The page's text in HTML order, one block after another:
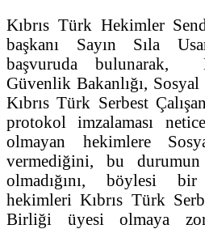
Kıbrıs Türk Hekimler
başkanı Sayın Sıla
başvuruda bulunarak,
Güvenlik Bakanlığı,
Kıbrıs Türk Serbest
protokol imzalaması
olmayan hekimlere
vermediğini, bu
olmadığını, böylesi
hekimleri Kıbrıs Türk
Birliği üyesi olmaya